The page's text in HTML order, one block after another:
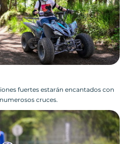
fuertes estarán encantados con
cruces.